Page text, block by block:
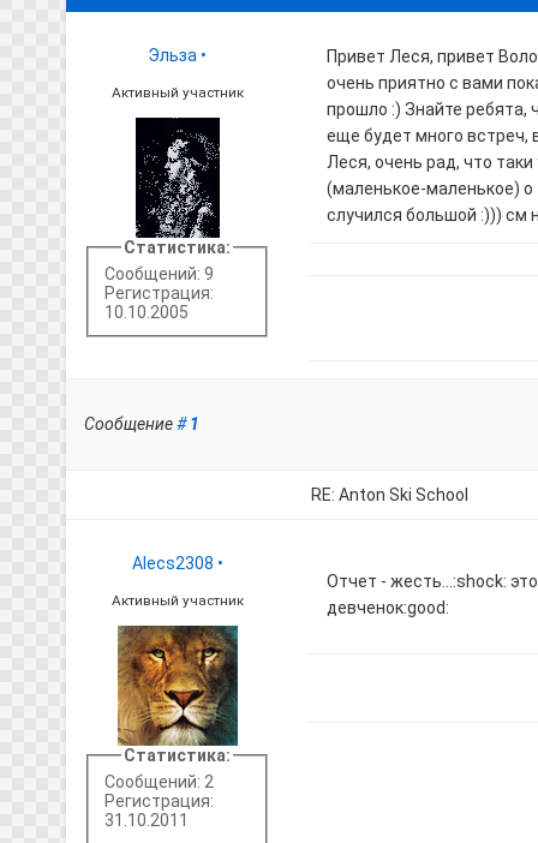
Эльза •
Активный участник
Статистика:
Сообщений: 9
Регистрация:
10.10.2005
Привет Леся, привет
очень приятно с вами
прошло :) Знайте ребята,
еще будет много встреч,
Леся, очень рад, что
(маленькое-маленькое) о
случился большой :))) см
Сообщение#1
RE: Anton Ski School
Alecs2308 •
Активный участник
Статистика:
Сообщений: 2
Регистрация:
31.10.2011
Отчет - жесть...:shock:
девченок:good: